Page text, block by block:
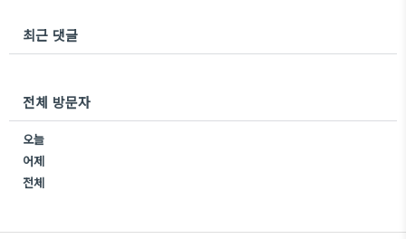
최근 댓글
전체 방문자
오늘
어제
전체